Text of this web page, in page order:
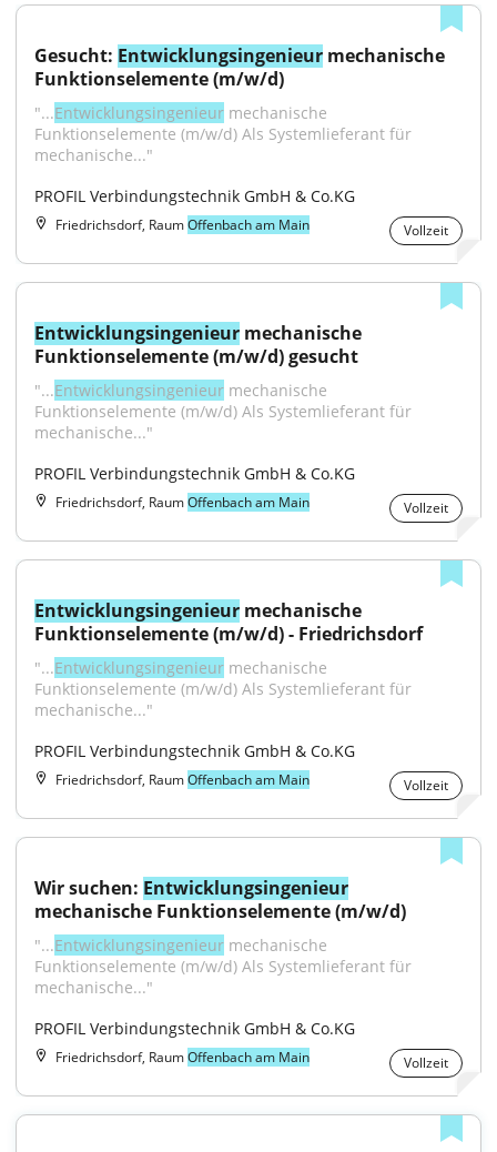
Gesucht: Entwicklungsingenieur mechanische
Funktionselemente (m/w/d)
"...Entwicklungsingenieur mechanische
Funktionselemente (m/w/d) Als Systemlieferant für
mechanische..."
PROFIL Verbindungstechnik GmbH & Co.KG
Friedrichsdorf, RaumOffenbach am Main Vollzeit
Entwicklungsingenieur mechanische
Funktionselemente (m/w/d) gesucht
"...Entwicklungsingenieur mechanische
Funktionselemente (m/w/d) Als Systemlieferant für
mechanische..."
PROFIL Verbindungstechnik GmbH & Co.KG
Friedrichsdorf, RaumOffenbach am Main Vollzeit
Entwicklungsingenieur mechanische
Funktionselemente (m/w/d) - Friedrichsdorf
"...Entwicklungsingenieur mechanische
Funktionselemente (m/w/d) Als Systemlieferant für
mechanische..."
PROFIL Verbindungstechnik GmbH & Co.KG
Friedrichsdorf, RaumOffenbach am Main Vollzeit
Wir suchen: Entwicklungsingenieur
mechanische Funktionselemente (m/w/d)
"...Entwicklungsingenieur mechanische
Funktionselemente (m/w/d) Als Systemlieferant für
mechanische..."
PROFIL Verbindungstechnik GmbH & Co.KG
Friedrichsdorf, RaumOffenbach am Main Vollzeit